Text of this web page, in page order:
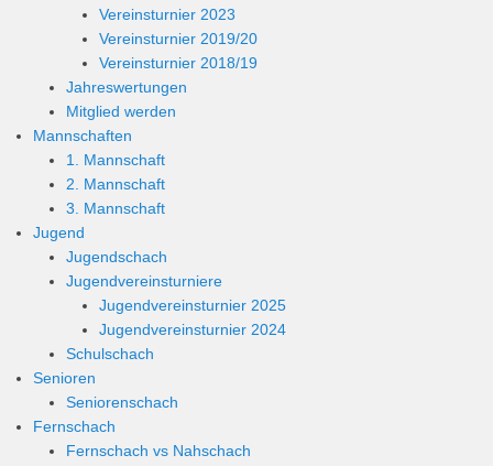
Vereinsturnier 2023
Vereinsturnier 2019/20
Vereinsturnier 2018/19
Jahreswertungen
Mitglied werden
Mannschaften
1. Mannschaft
2. Mannschaft
3. Mannschaft
Jugend
Jugendschach
Jugendvereinsturniere
Jugendvereinsturnier 2025
Jugendvereinsturnier 2024
Schulschach
Senioren
Seniorenschach
Fernschach
Fernschach vs Nahschach